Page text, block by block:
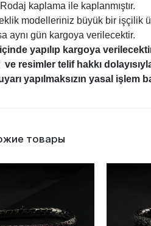
kaplama ile kaplanmıştır.
modelleriniz büyük bir işçilik
aynı gün kargoya verilecektir.
yapılıp kargoya
resimler telif hakkı
yapılmaksızın yasal işlem
товары